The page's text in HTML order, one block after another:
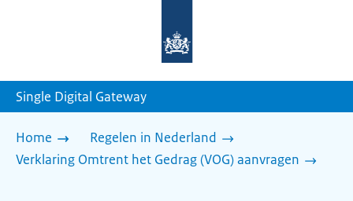
homepage
Single Digital Gateway
Home
Regelen in Nederland
Verklaring Omtrent het Gedrag (VOG) aanvragen